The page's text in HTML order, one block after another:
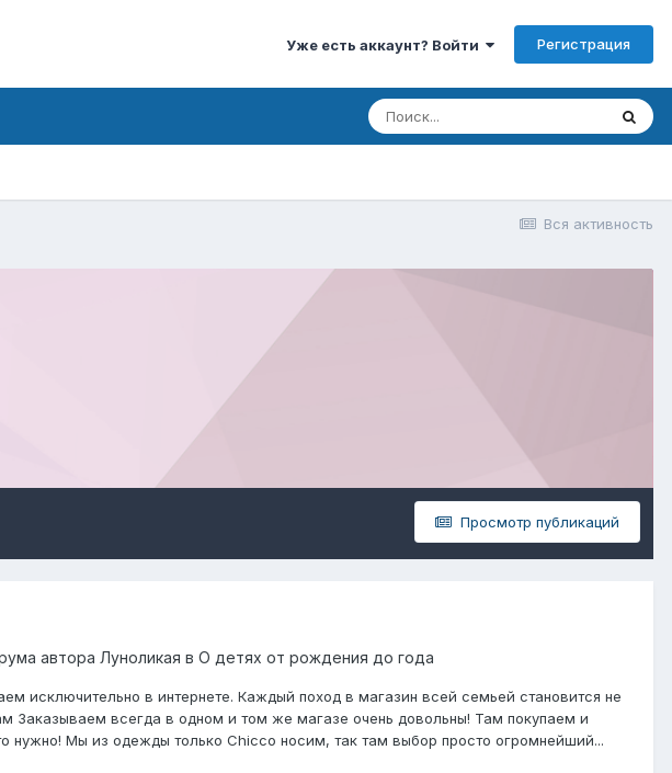
Уже есть аккаунт? Войти Регистрация
Вся активность
Просмотр публикаций
автора Луноликая в О детях от рождения до года
исключительно в интернете. Каждый поход в магазин всей семьей становится не
Заказываем всегда в одном и том же магазе очень довольны! Там покупаем и
нужно! Мы из одежды только Chicco носим, так там выбор просто огромнейший...